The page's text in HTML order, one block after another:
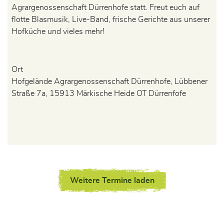
Agrargenossenschaft Dürrenhofe statt. Freut euch auf
flotte Blasmusik, Live-Band, frische Gerichte aus unserer
Hofküche und vieles mehr!
Ort
Hofgelände Agrargenossenschaft Dürrenhofe, Lübbener
Straße 7a, 15913 Märkische Heide OT Dürrenfofe
Weitere Termine laden